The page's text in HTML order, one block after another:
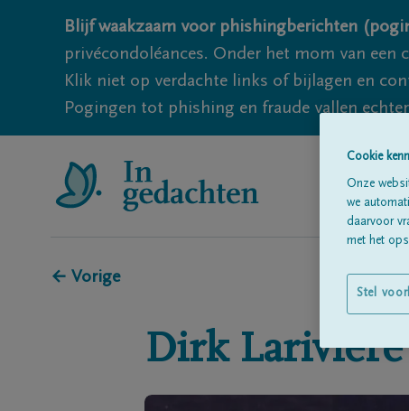
Blijf waakzaam voor phishingberichten
privécondoléances. Onder het mom van een
Klik niet op verdachte links of bijlagen en
Pogingen tot phishing en fraude vallen
← Vorige
Dirk Larivière
Cookie
Onze
we
daarvoor
met het
Stel